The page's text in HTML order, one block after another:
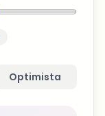
Optimista